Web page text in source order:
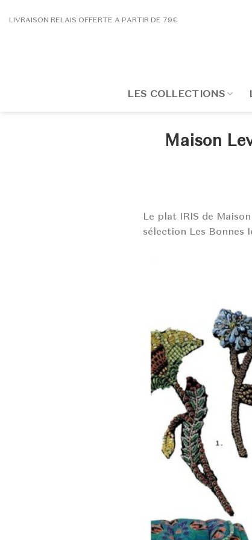
auLIVRAISON RELAIS OFFERTE A PARTIR DE 79€
LES COLLECTIONS
Maison
Le plat IRIS de
sélection Les Bonnes